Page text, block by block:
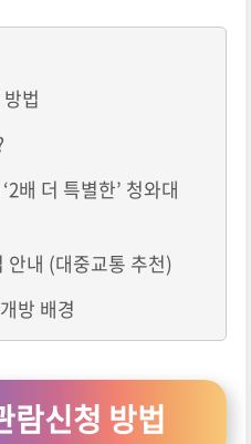
법
배 더 특별한’ 청와대
안내 (대중교통 추천)
방 배경
람신청 방법